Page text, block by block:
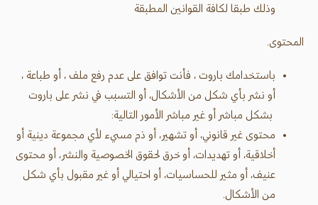
وذلك طبقا لكافة القوانين المطبقة
المحتوى.
باستخدامك باروت ، فأنت توافق على عدم رفع ملف ، أو طباعة ،
أو نشر بأي شكل من الأشكال، أو التسبب في نشر على باروت
بشكل مباشر أو غير مباشر الأمور التالية:
محتوى غير قانوني، أو تشهير، أو ذم مسيء لأي مجموعة دينية أو
أخلاقية، أو تهديدات، أو خرق لحقوق الخصوصية والنشر، أو محتوى
عنيف، أو مثير للحساسيات، أو احتيالي أو غير مقبول بأي شكل
من الأشكال.